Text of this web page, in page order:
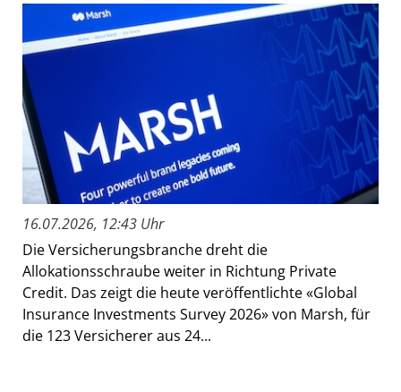
16.07.2026, 12:43 Uhr
Die Versicherungsbranche dreht die
Allokationsschraube weiter in Richtung Private
Credit. Das zeigt die heute veröffentlichte «Global
Insurance Investments Survey 2026» von Marsh, für
die 123 Versicherer aus 24...